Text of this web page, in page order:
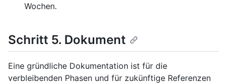
Wochen.
Schritt 5. Dokument
Eine gründliche Dokumentation ist für die
verbleibenden Phasen und für zukünftige Referenzen